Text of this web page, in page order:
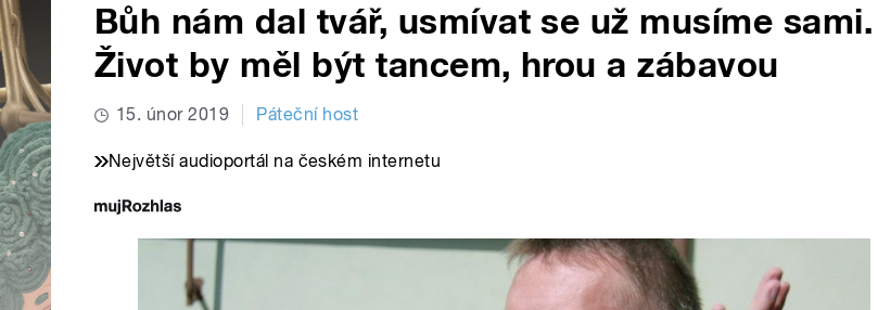
Bůh nám dal tvář, usmívat se už musíme sami.
Život by měl být tancem, hrou a zábavou
15. únor 2019 Páteční host
Největší audioportál na českém internetu